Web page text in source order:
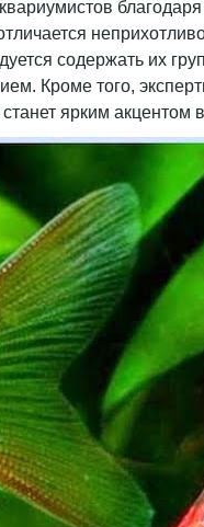
содержать их
Кроме того,
ярким